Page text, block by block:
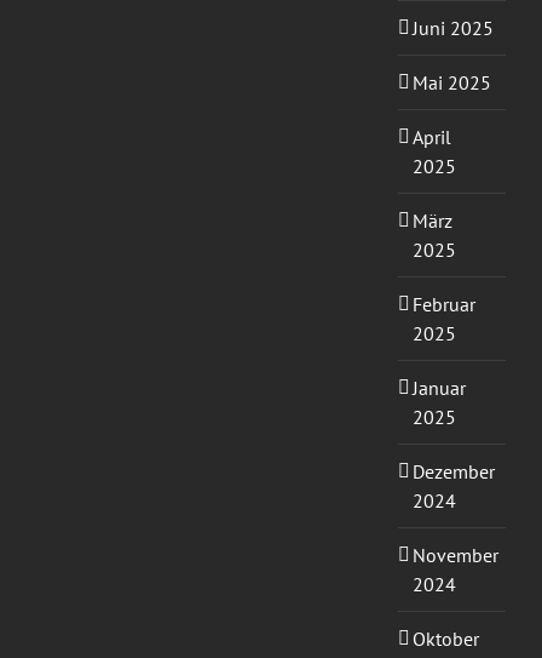
Juni 2025
Mai 2025
April
2025
März
2025
Februar
2025
Januar
2025
Dezember
2024
November
2024
Oktober